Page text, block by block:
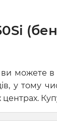
ви можете в
у тому